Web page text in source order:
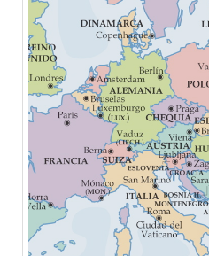
o
n